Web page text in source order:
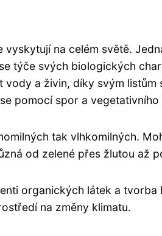
na celém světě.
týče svých biologických
a živin, díky svým listům
pomocí spor a vegetativního
tak vlhkomilných.
od zelené přes žlutou až
organických látek a tvorba
na změny klimatu.